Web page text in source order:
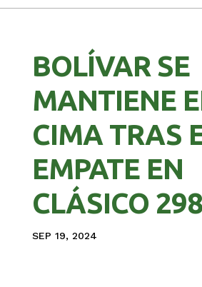
BOLÍVAR SE
MANTIENE
CIMA TRAS
EMPATE EN
CLÁSICO 298
SEP 19, 2024